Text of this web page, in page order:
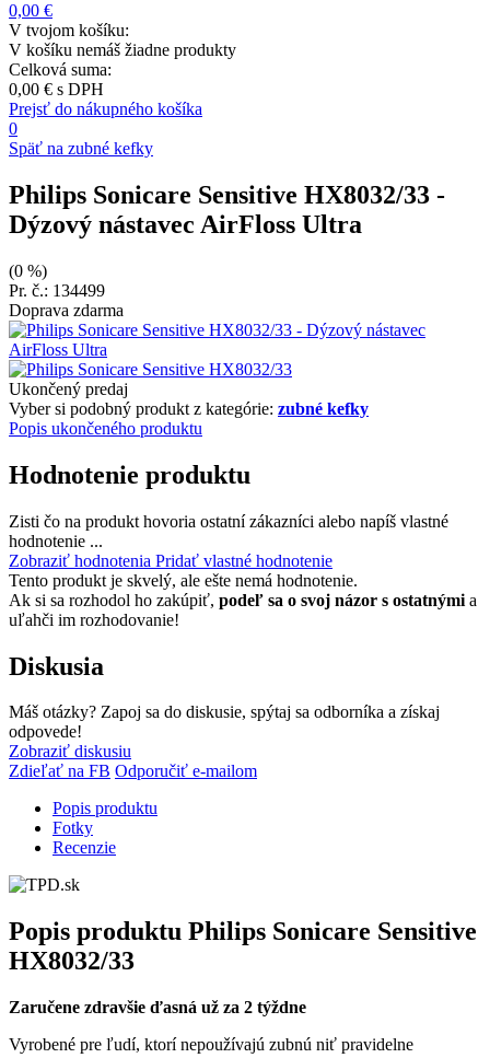
0,00 €
V tvojom košíku:
V košíku nemáš žiadne produkty
Celková suma:
0,00 € s DPH
Prejsť do nákupného košíka
0
Späť na zubné kefky
Philips Sonicare Sensitive HX8032/33 -
Dýzový nástavec AirFloss Ultra
(0 %)
Pr. č.: 134499
Doprava zdarma
Ukončený predaj
Vyber si podobný produkt z kategórie: zubné kefky
Popis ukončeného produktu
Hodnotenie produktu
Zisti čo na produkt hovoria ostatní zákazníci alebo napíš vlastné
hodnotenie ...
Zobraziť hodnotenia Pridať vlastné hodnotenie
Tento produkt je skvelý, ale ešte nemá hodnotenie.
Ak si sa rozhodol ho zakúpiť, podeľ sa o svoj názor s ostatnými a
uľahči im rozhodovanie!
Diskusia
Máš otázky? Zapoj sa do diskusie, spýtaj sa odborníka a získaj
odpovede!
Zobraziť diskusiu
Zdieľať na FB Odporučiť e-mailom
Popis produktu
Fotky
Recenzie
Popis produktu Philips Sonicare Sensitive
HX8032/33
Zaručene zdravšie ďasná už za 2 týždne
Vyrobené pre ľudí, ktorí nepoužívajú zubnú niť pravidelne